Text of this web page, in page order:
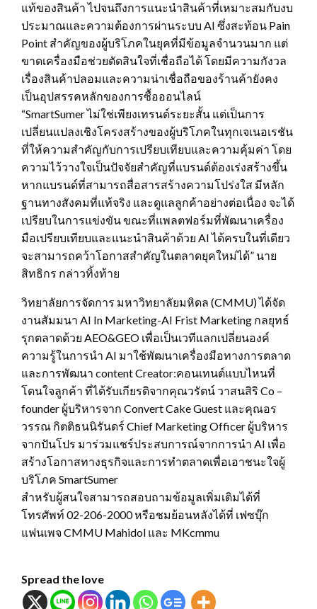
แท้ของสินค้า ไปจนถึงการแนะนำสินค้าที่เหมาะสมกับงบ
ประมาณและความต้องการผ่านระบบ AI ซึ่งสะท้อน Pain
Point สำคัญของผู้บริโภคในยุคที่มีข้อมูลจำนวนมาก แต่
ขาดเครื่องมือช่วยตัดสินใจที่เชื่อถือได้ โดยมีความกังวล
เรื่องสินค้าปลอมและความน่าเชื่อถือของร้านค้ายังคง
เป็นอุปสรรคหลักของการซื้อออนไลน์
“SmartSumer ไม่ใช่เพียงเทรนด์ระยะสั้น แต่เป็นการ
เปลี่ยนแปลงเชิงโครงสร้างของผู้บริโภคในทุกเจเนอเรชัน
ที่ให้ความสำคัญกับการเปรียบเทียบและความคุ้มค่า โดย
ความไว้วางใจเป็นปัจจัยสำคัญที่แบรนด์ต้องเร่งสร้างขึ้น
หากแบรนด์ที่สามารถสื่อสารสร้างความโปร่งใส มีหลัก
ฐานทางสังคมที่แท้จริง และดูแลลูกค้าอย่างต่อเนื่อง จะได้
เปรียบในการแข่งขัน ขณะที่แพลตฟอร์มที่พัฒนาเครื่อง
มือเปรียบเทียบและแนะนำสินค้าด้วย AI ได้ครบในที่เดียว
จะสามารถคว้าโอกาสสำคัญในตลาดยุคใหม่ได้” นาย
สิทธิกร กล่าวทิ้งท้าย
วิทยาลัยการจัดการ มหาวิทยาลัยมหิดล (CMMU) ได้จัด
งานสัมมนา AI In Marketing-AI Frist Marketing กลยุทธ์
รุกตลาดด้วย AEO&GEO เพื่อเป็นเวทีแลกเปลี่ยนองค์
ความรู้ในการนำ AI มาใช้พัฒนาเครื่องมือทางการตลาด
และการพัฒนา content Creator:คอนเทนต์แบบไหนที่
โดนใจลูกค้า ที่ได้รับเกียรติจากคุณวรัตน์ วาสนสิริ Co –
founder ผู้บริหารจาก Convert Cake Guest และคุณอร
วรรณ กิตติธนนิรันดร์ Chief Marketing Officer ผู้บริหาร
จากปันโปร มาร่วมแชร์ประสบการณ์จากการนำ AI เพื่อ
สร้างโอกาสทางธุรกิจและการทำตลาดเพื่อเอาชนะใจผู้
บริโภค SmartSumer
สำหรับผู้สนใจสามารถสอบถามข้อมูลเพิ่มเติมได้ที่
โทรศัพท์ 02-206-2000 หรือชมย้อนหลังได้ที่ เฟซบุ๊ก
แฟนเพจ CMMU Mahidol และ MKcmmu
Spread the love